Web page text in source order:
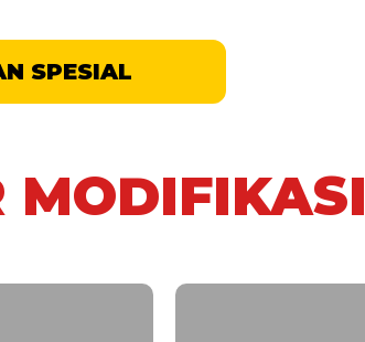
SPESIAL
MODIFIKASI